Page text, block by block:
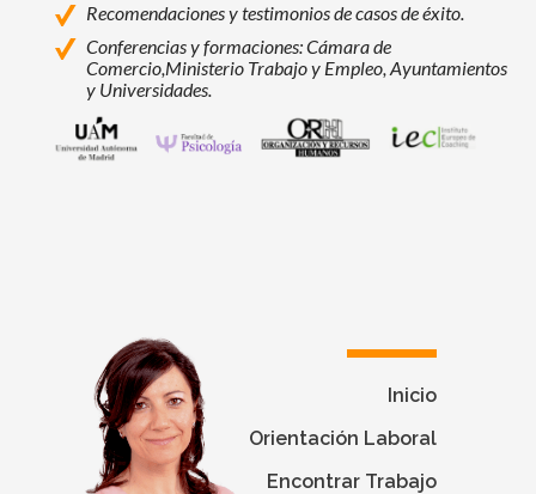
Recomendaciones y testimonios de casos de éxito.
Conferencias y formaciones: Cámara de
Comercio,Ministerio Trabajo y Empleo, Ayuntamientos
y Universidades.
Universidad Autónoma de Madrid
Facultad de Psicología - Universidad
Programas de Máster, Experto y
Instituto Europeo de
Inicio
Orientación Laboral
Encontrar Trabajo